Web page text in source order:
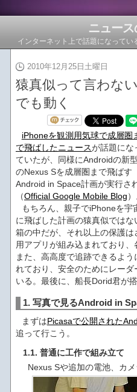
ニュー
インターネット上で話題になって
2010年12月25日土曜日
猿真似って言わな
でも動く
iPhoneを観測用気球で成層圏
で飛ばしたニュースが話題にな
ていたが、同様にAndroidの新
のNexus Sを成層圏まで飛ばす
Android in Space計画が実行さ
（Official Google Mobile Blog
もちろん、親子でiPhoneを宇
に飛ばした計画の猿真似では
箱の中だが、それ以上の保護
用アプリが組み込まれており
また、高高度で追跡できるよ
れており、安全のためにレー
いる。最後に、船長Dorid君が
1. 写真で見るAndroid in
まずはPicasaで公開された
追って行こう。
1.1. 普通に工作で組み立て
Nexus Sや追加の電池、カ